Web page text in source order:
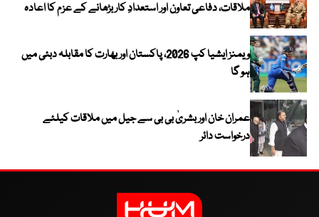
ملاقات، دفاعی تعاون اور استعدادِ کار بڑھانے کے عزم کا اعادہ
ویمنز ایشیا کپ 2026، پاکستان اور بھارت کا مقابلہ دبئی میں
ہو گا
عمران خان اور بشریٰ بی بی سے جیل میں ملاقات کیلئے
درخواست دائر